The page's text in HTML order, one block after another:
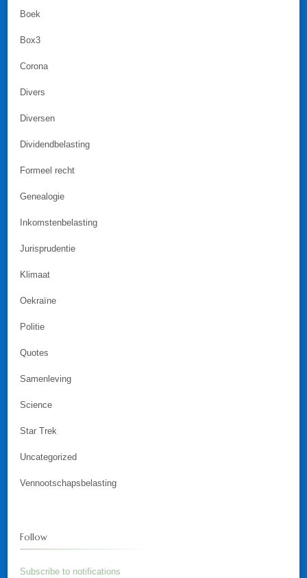
Boek
Box3
Corona
Divers
Diversen
Dividendbelasting
Formeel recht
Genealogie
Inkomstenbelasting
Jurisprudentie
Klimaat
Oekraïne
Politie
Quotes
Samenleving
Science
Star Trek
Uncategorized
Vennootschapsbelasting
Follow
Subscribe to notifications